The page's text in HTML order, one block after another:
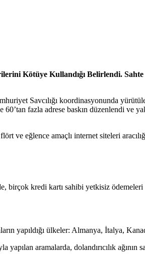
Kötüye Kullandığı Belirlendi.
Savcılığı koordinasyonunda
fazla adrese baskın düzenlendi ve
ve eğlence amaçlı internet siteleri
birçok kredi kartı sahibi yetkisiz
yapıldığı ülkeler: Almanya, İtalya,
yapılan aramalarda, dolandırıcılık